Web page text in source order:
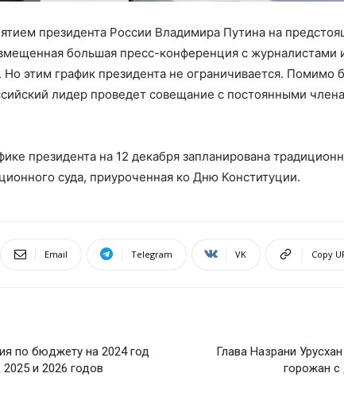
президента России Владимира Путина на
большая пресс-конференция с журналистами
этим график президента не ограничивается. Помимо
лидер проведет совещание с постоянными
президента на 12 декабря запланирована
суда, приуроченная ко Дню Конституции.
Email Telegram VK Copy
по бюджету на 2024 год
и 2026 годов
Глава Назрани
горожан с